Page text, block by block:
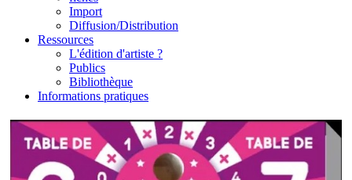
Import
Diffusion/Distribution
Ressources
L'édition d'artiste ?
Publics
Bibliothèque
Informations pratiques